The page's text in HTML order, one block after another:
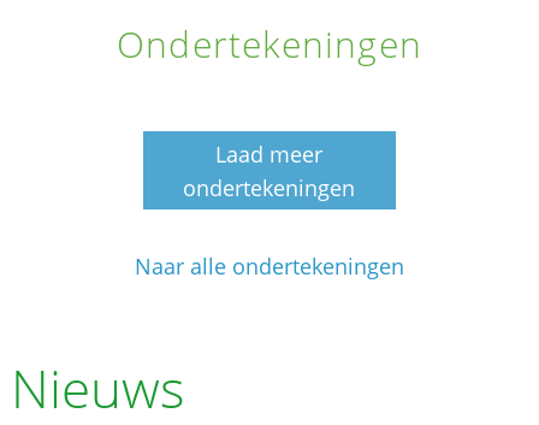
Ondertekeningen
Laad meer
ondertekeningen
Naar alle ondertekeningen
Nieuws